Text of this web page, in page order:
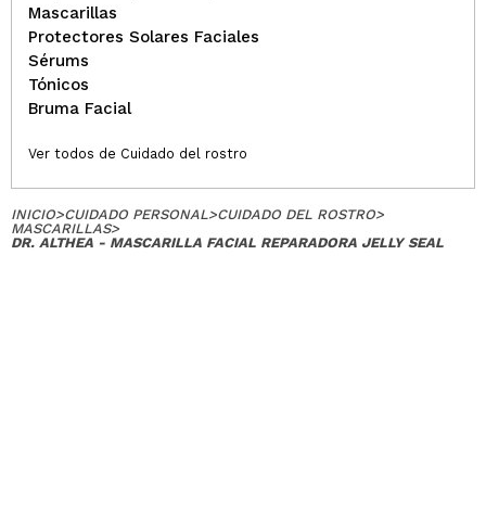
Mascarillas
Protectores Solares Faciales
Sérums
Tónicos
Bruma Facial
Ver todos de Cuidado del rostro
INICIO>CUIDADO PERSONAL>CUIDADO DEL ROSTRO>
MASCARILLAS>
DR. ALTHEA - MASCARILLA FACIAL REPARADORA JELLY SEAL